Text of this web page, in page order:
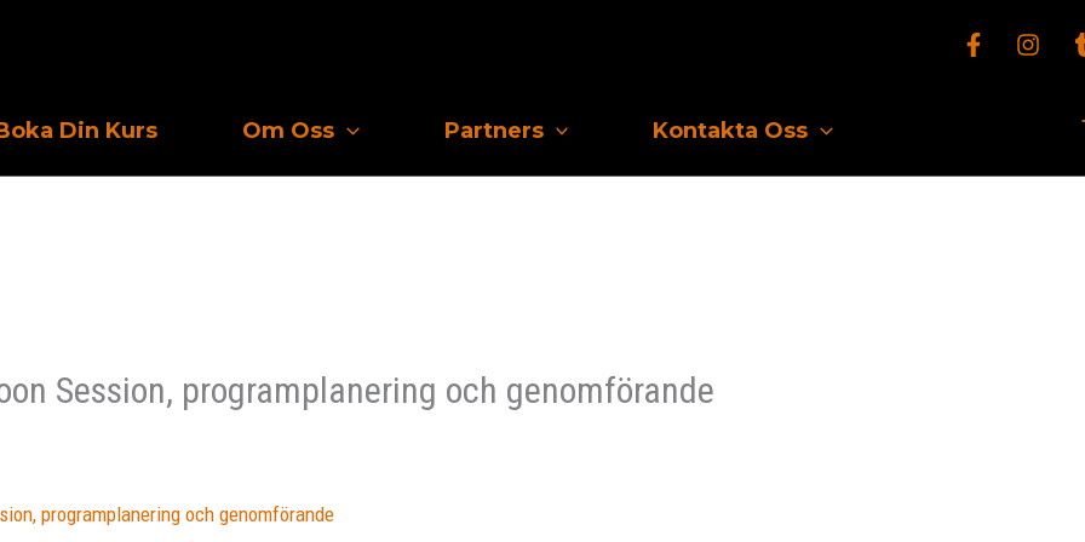
Din Kurs Om Oss Partners Kontakta Oss
Session, programplanering och genomförande
programplanering och genomförande